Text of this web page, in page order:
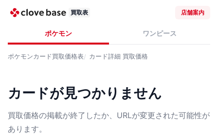
買取表 店舗案内
ポケモン ワンピース
ポケモンカード買取価格表 カード詳細 買取価格
カードが見つかりません
買取価格の掲載が終了したか、URLが変更された可能性が
あります。